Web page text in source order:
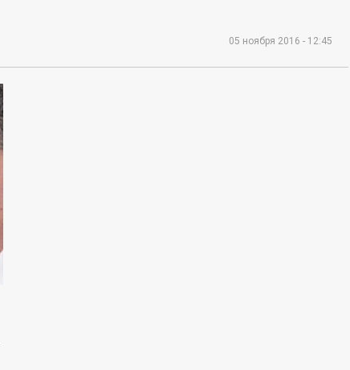
05 ноября 2016 - 12:45